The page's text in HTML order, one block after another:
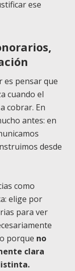
ese
es pensar que
cuando el
cobrar. En
antes: en
desde
como
elige por
para ver
porque no
clara